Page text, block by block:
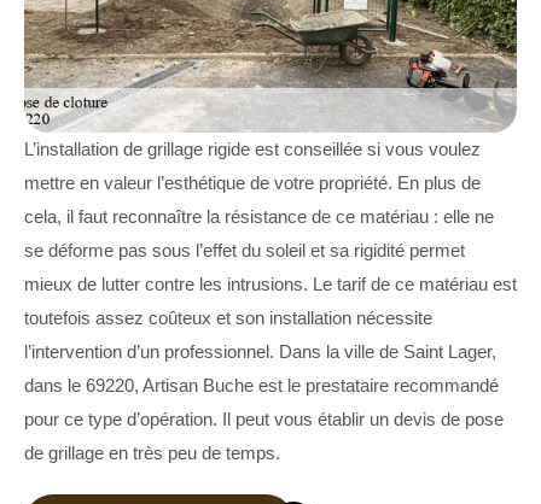
L’installation de grillage rigide est conseillée si vous voulez
mettre en valeur l’esthétique de votre propriété. En plus de
cela, il faut reconnaître la résistance de ce matériau : elle ne
se déforme pas sous l’effet du soleil et sa rigidité permet
mieux de lutter contre les intrusions. Le tarif de ce matériau est
toutefois assez coûteux et son installation nécessite
l’intervention d’un professionnel. Dans la ville de Saint Lager,
dans le 69220, Artisan Buche est le prestataire recommandé
pour ce type d’opération. Il peut vous établir un devis de pose
de grillage en très peu de temps.